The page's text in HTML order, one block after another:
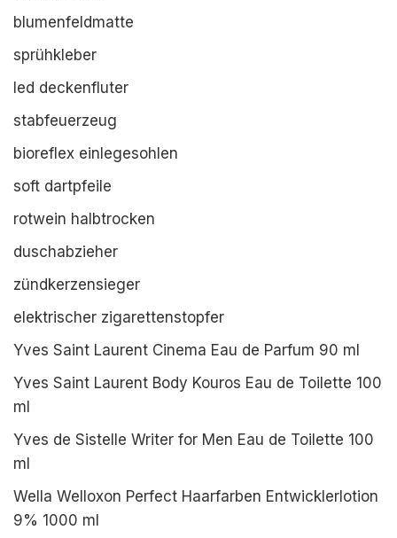
blumenfeldmatte
sprühkleber
led deckenfluter
stabfeuerzeug
bioreflex einlegesohlen
soft dartpfeile
rotwein halbtrocken
duschabzieher
zündkerzensieger
elektrischer zigarettenstopfer
Yves Saint Laurent Cinema Eau de Parfum 90 ml
Yves Saint Laurent Body Kouros Eau de Toilette 100
ml
Yves de Sistelle Writer for Men Eau de Toilette 100
ml
Wella Welloxon Perfect Haarfarben Entwicklerlotion
9% 1000 ml